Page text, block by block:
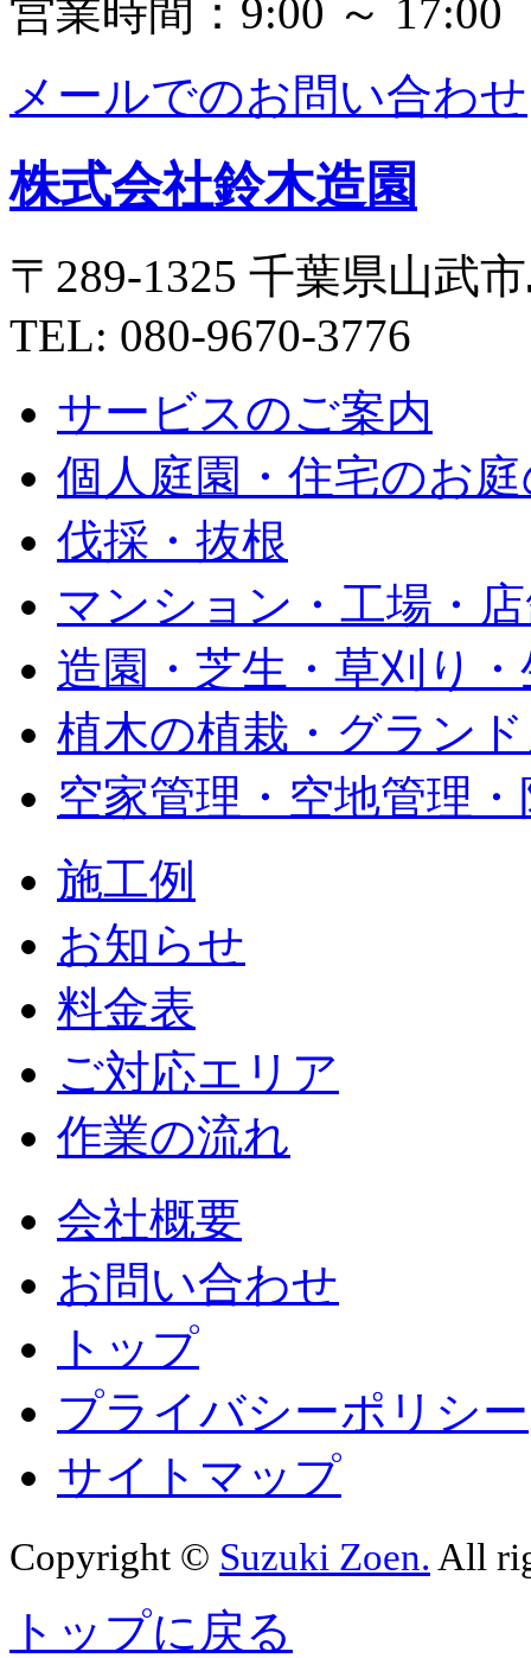
営業時間：9:00 ～ 17:00
メールでのお問い合わせ
株式会社鈴木造園
〒289-1325 千葉県山武
TEL: 080-9670-3776
サービスのご案内
個人庭園・住宅のお
伐採・抜根
マンション・工場・
造園・芝生・草刈り
植木の植栽・グラン
空家管理・空地管理
施工例
お知らせ
料金表
ご対応エリア
作業の流れ
会社概要
お問い合わせ
トップ
プライバシーポリシー
サイトマップ
Copyright © Suzuki Zoen. All
トップに戻る